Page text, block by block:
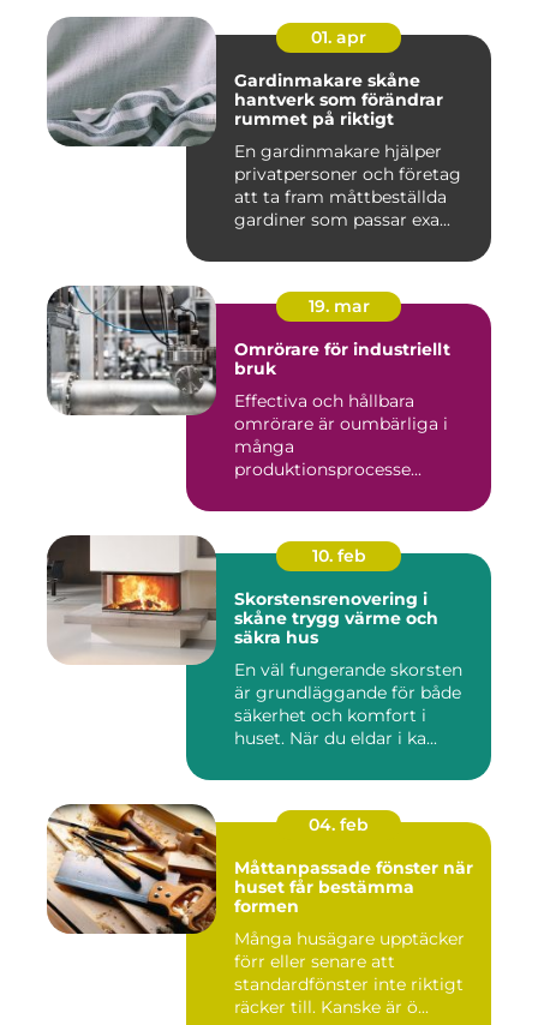
01. apr
Gardinmakare skåne
hantverk som förändrar
rummet på riktigt
En gardinmakare hjälper
privatpersoner och företag
att ta fram måttbeställda
gardiner som passar exa...
19. mar
Omrörare för industriellt
bruk
Effectiva och hållbara
omrörare är oumbärliga i
många
produktionsprocesse...
10. feb
Skorstensrenovering i
skåne trygg värme och
säkra hus
En väl fungerande skorsten
är grundläggande för både
säkerhet och komfort i
huset. När du eldar i ka...
04. feb
Måttanpassade fönster när
huset får bestämma
formen
Många husägare upptäcker
förr eller senare att
standardfönster inte riktigt
räcker till. Kanske är ö...